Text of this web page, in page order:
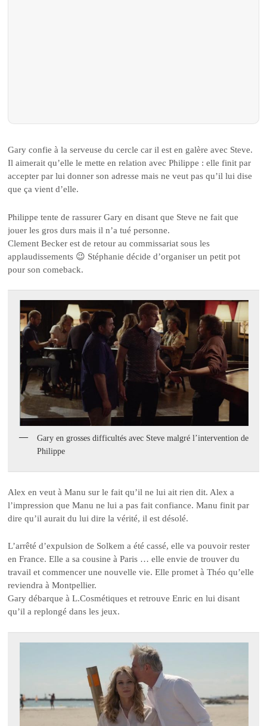
Gary confie à la serveuse du cercle car il est en galère avec Steve.
Il aimerait qu’elle le mette en relation avec Philippe : elle finit par
accepter par lui donner son adresse mais ne veut pas qu’il lui dise
que ça vient d’elle.
Philippe tente de rassurer Gary en disant que Steve ne fait que
jouer les gros durs mais il n’a tué personne.
Clement Becker est de retour au commissariat sous les
applaudissements 😉 Stéphanie décide d’organiser un petit pot
pour son comeback.
Gary en grosses difficultés avec Steve malgré l’intervention de
Philippe
Alex en veut à Manu sur le fait qu’il ne lui ait rien dit. Alex a
l’impression que Manu ne lui a pas fait confiance. Manu finit par
dire qu’il aurait du lui dire la vérité, il est désolé.
L’arrêté d’expulsion de Solkem a été cassé, elle va pouvoir rester
en France. Elle a sa cousine à Paris … elle envie de trouver du
travail et commencer une nouvelle vie. Elle promet à Théo qu’elle
reviendra à Montpellier.
Gary débarque à L.Cosmétiques et retrouve Enric en lui disant
qu’il a replongé dans les jeux.